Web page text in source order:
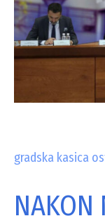
gradska kasica
NAKON